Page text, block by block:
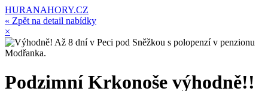
HURANAHORY.CZ
« Zpět na detail nabídky
×
Podzimní Krkonoše výhodně!!